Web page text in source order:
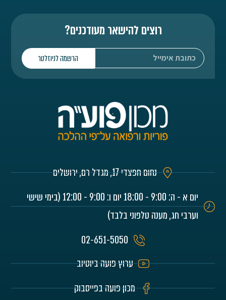
רוצים להישאר מעודכנים?
הרשמה לניוזלטר
נחום חפצדי 17, מגדל רם, ירושלים
יום א - ה: 9:00 - 18:00 יום ו: 9:00 - 12:00 (בימי שישי
וערבי חג, מענה טלפוני בלבד)
02-651-5050
ערוץ פועה ביוטיוב
מכון פועה בפייסבוק